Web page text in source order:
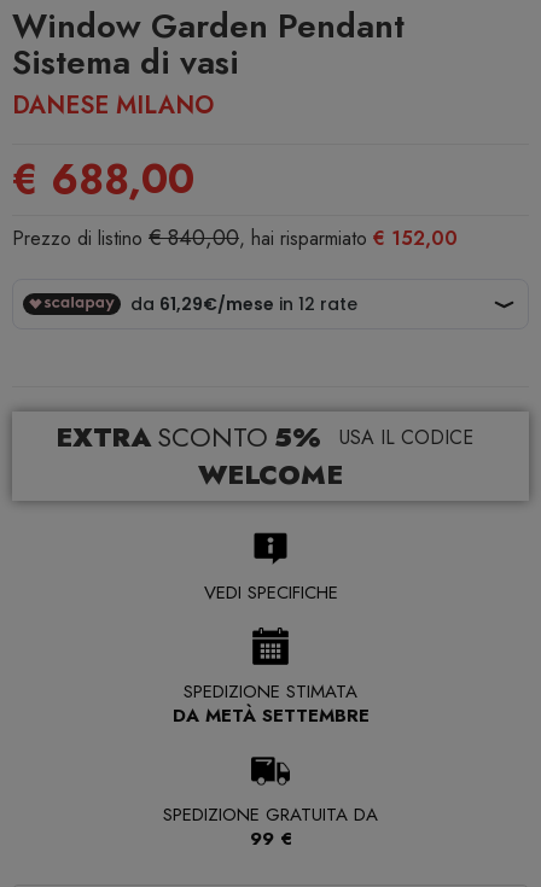
Window Garden Pendant
Sistema di vasi
DANESE MILANO
€ 688,00
Prezzo di listino € 840,00, hai risparmiato € 152,00
EXTRASCONTO 5% USA IL CODICE
WELCOME
VEDI SPECIFICHE
SPEDIZIONE STIMATA
DA METÀ SETTEMBRE
SPEDIZIONE GRATUITA DA
99 €